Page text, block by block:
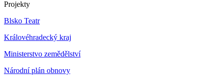
Projekty
Blsko Teatr
Královéhradecký kraj
Ministerstvo zemědělství
Národní plán obnovy